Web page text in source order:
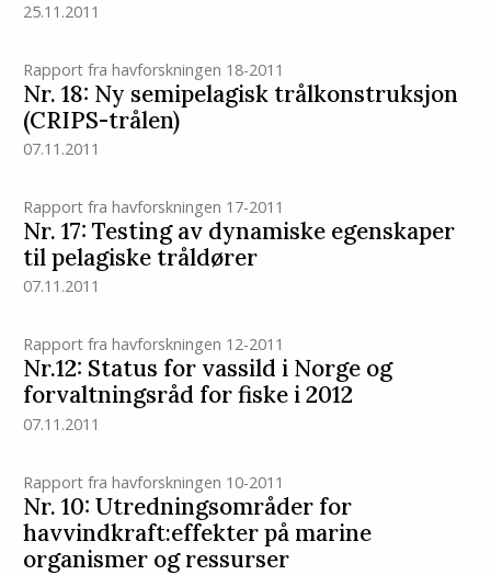
25.11.2011
Rapport fra havforskningen 18-2011
Nr. 18: Ny semipelagisk trålkonstruksjon
(CRIPS-trålen)
07.11.2011
Rapport fra havforskningen 17-2011
Nr. 17: Testing av dynamiske egenskaper
til pelagiske tråldører
07.11.2011
Rapport fra havforskningen 12-2011
Nr.12: Status for vassild i Norge og
forvaltningsråd for fiske i 2012
07.11.2011
Rapport fra havforskningen 10-2011
Nr. 10: Utredningsområder for
havvindkraft:effekter på marine
organismer og ressurser